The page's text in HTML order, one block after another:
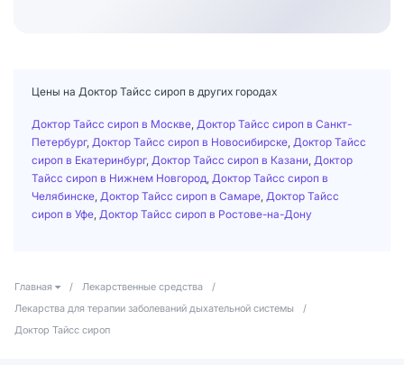
Цены на Доктор Тайсс сироп в других городах
Доктор Тайсс сироп в Москве Доктор Тайсс сироп в Санкт-
Петербург, Доктор Тайсс сироп в Новосибирске Доктор Тайсс
сироп в Екатеринбург, Доктор Тайсс сироп в Казани Доктор
Тайсс сироп в Нижнем Новгород Доктор Тайсс сироп в
Челябинске Доктор Тайсс сироп в Самаре Доктор Тайсс
сироп в Уфе Доктор Тайсс сироп в Ростове-на-Дону
Главная / Лекарственные средства
/
Лекарства для терапии заболеваний дыхательной системы
/
Доктор Тайсс сироп